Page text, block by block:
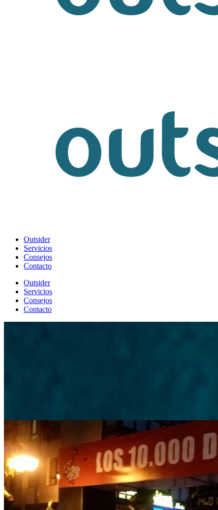
Outsider
Servicios
Consejos
Contacto
Outsider
Servicios
Consejos
Contacto